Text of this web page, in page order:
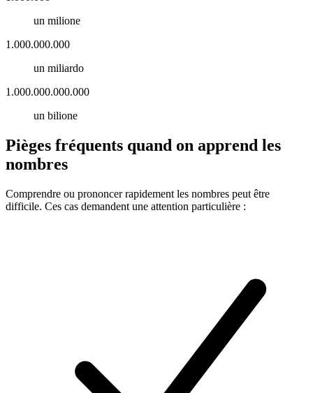
un milione
1.000.000.000
un miliardo
1.000.000.000.000
un bilione
Pièges fréquents quand on apprend les
nombres
Comprendre ou prononcer rapidement les nombres peut être
difficile. Ces cas demandent une attention particulière :